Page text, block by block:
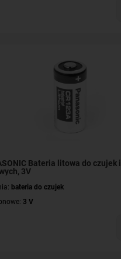
Bateria litowa do
3V
bateria do czujek
3 V